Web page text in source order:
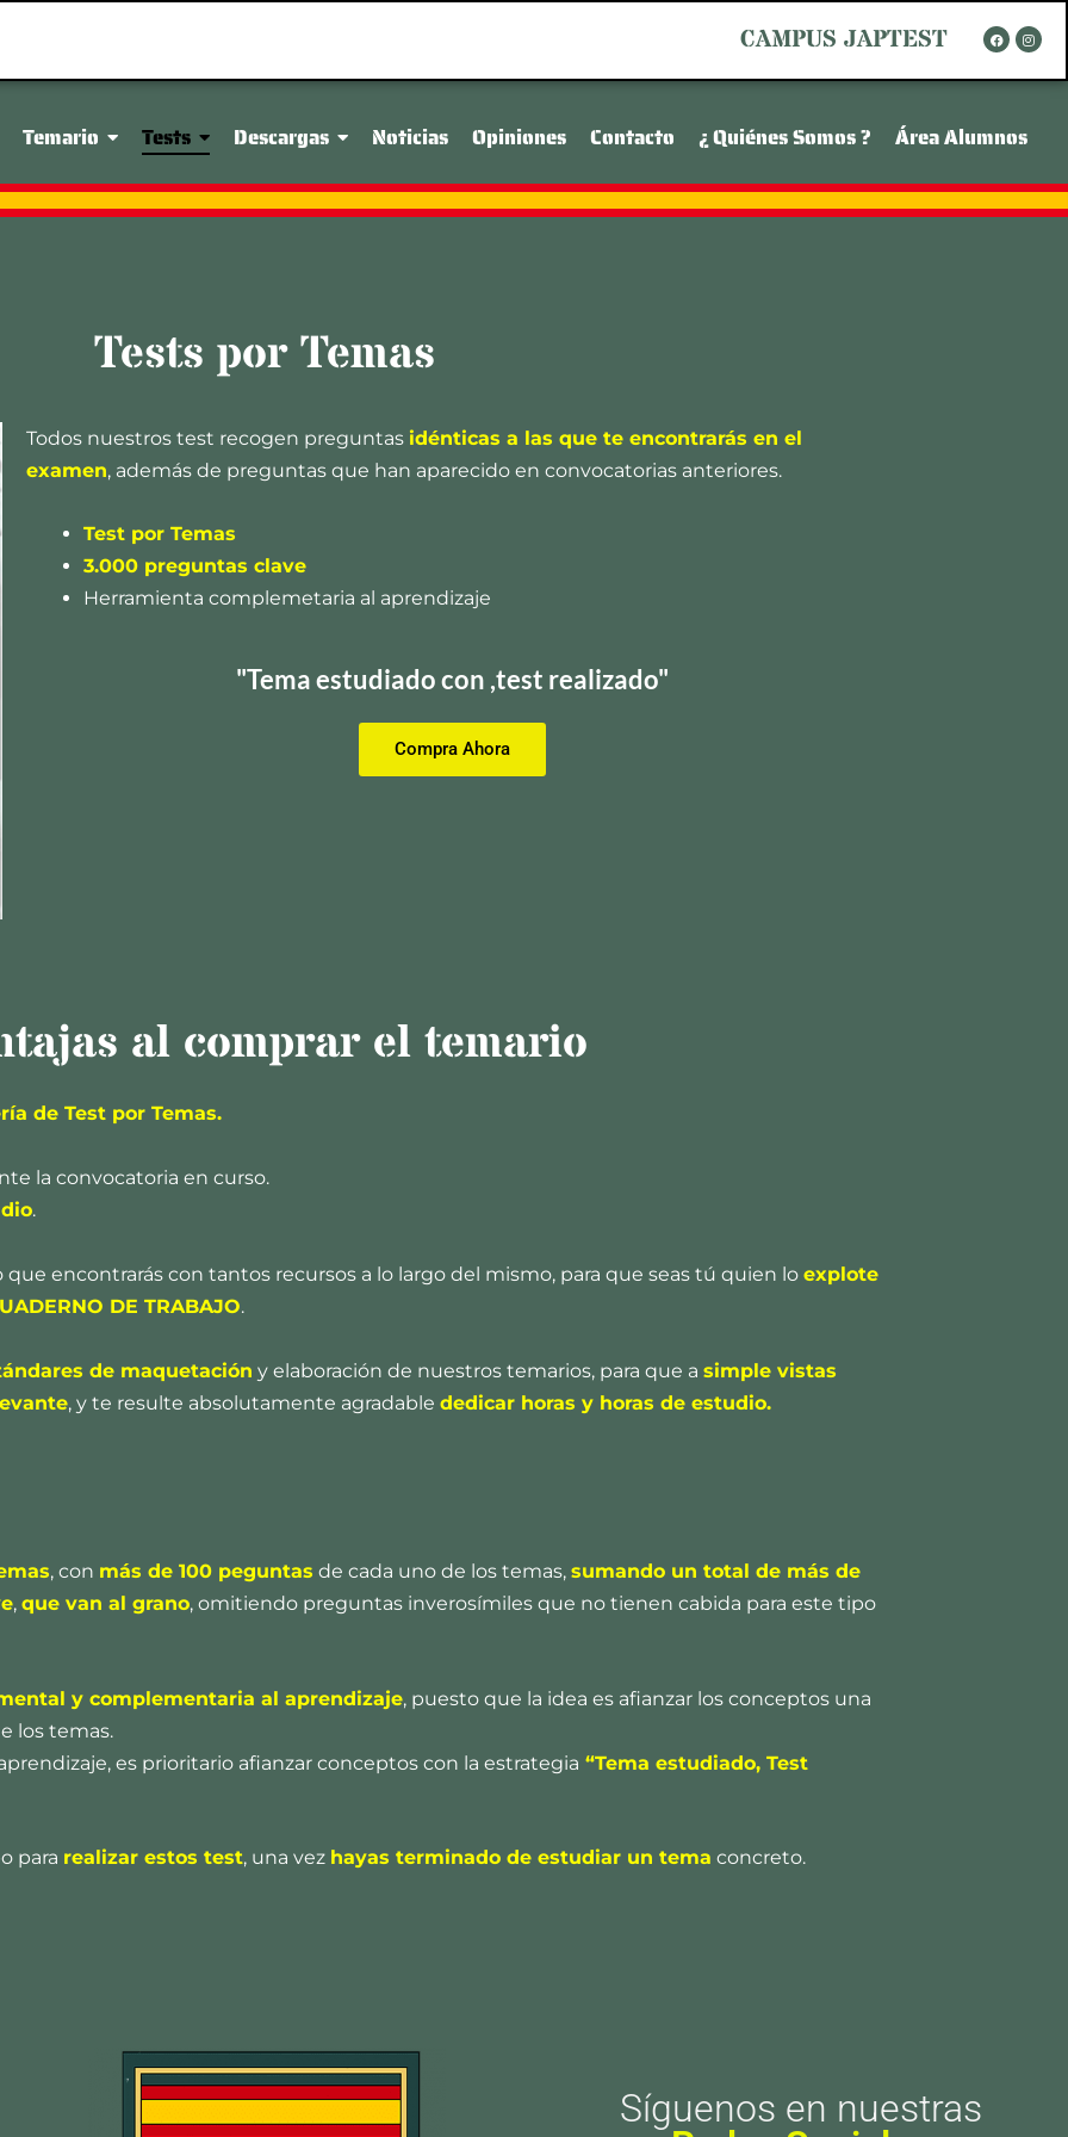
CAMPUS JAPTEST F
a
c
b
I
n
s
a
m
Temario Tests Descargas Noticias Opiniones Contacto ¿ Quiénes Somos ? Área Alumnos
Tests por Temas
Todos nuestros test recogen preguntas idénticas a las que te encontrarás en el
examen, además de preguntas que han aparecido en convocatorias anteriores.
Test por Temas
3.000 preguntas clave
Herramienta complemetaria al aprendizaje
"Tema estudiado con ,test realizado"
Compra Ahora
al comprar el temario
de Test por Temas.
la convocatoria en curso.
.
encontrarás con tantos recursos a lo largo del mismo, para que seas tú quien lo explote
DE TRABAJO.
de maquetación y elaboración de nuestros temarios, para que a simple vistas
, y te resulte absolutamente agradable dedicar horas y horas de estudio.
, con más de 100 peguntas de cada uno de los temas, sumando un total de más de
, que van al grano, omitiendo preguntas inverosímiles que no tienen cabida para este tipo
y complementaria al aprendizaje, puesto que la idea es afianzar los conceptos una
los temas.
es prioritario afianzar conceptos con la estrategia “Tema estudiado, Test
para realizar estos test, una vez hayas terminado de estudiar un tema concreto.
Síguenos en nuestras